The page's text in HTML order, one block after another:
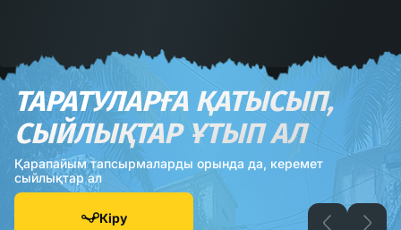
ТАРАТУЛАРҒА ҚАТЫСЫП,
СЫЙЛЫҚТАР ҰТЫП АЛ
Қарапайым тапсырмаларды орында да, керемет
сыйлықтар ал
Кіру